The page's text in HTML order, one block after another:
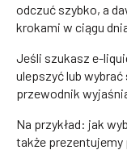
odczuć szybko, a
krokami w ciągu
Jeśli szukasz e-
ulepszyć lub
przewodnik
Na przykład: jak
także